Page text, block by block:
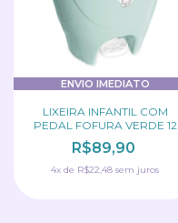
ENVIO IMEDIATO
LIXEIRA INFANTIL COM
PEDAL FOFURA VERDE 12
LITROS ADOLETA
R$89,90
4xde R$22,48 sem juros